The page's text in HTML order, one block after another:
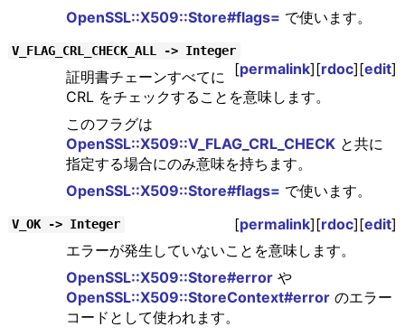
OpenSSL::X509::Store#flags= で使います。
V_FLAG_CRL_CHECK_ALL -> Integer
[permalink][rdoc][edit]
証明書チェーンすべてに
CRL をチェックすることを意味します。
このフラグは
OpenSSL::X509::V_FLAG_CRL_CHECKと共に
指定する場合にのみ意味を持ちます。
OpenSSL::X509::Store#flags= で使います。
V_OK -> Integer [permalink][rdoc][edit]
エラーが発生していないことを意味します。
OpenSSL::X509::Store#errorや
OpenSSL::X509::StoreContext#errorのエラー
コードとして使われます。